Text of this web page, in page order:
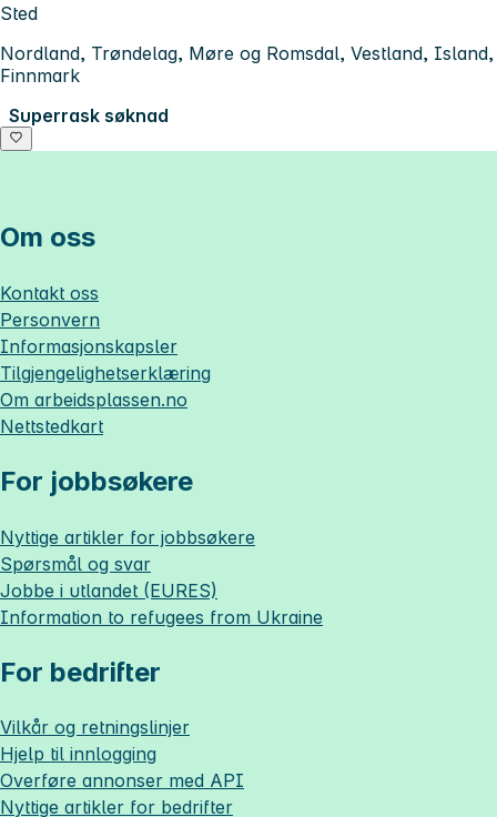
Sted
Nordland, Trøndelag, Møre og Romsdal, Vestland, Island,
Finnmark
Superrask søknad
Om oss
Kontakt oss
Personvern
Informasjonskapsler
Tilgjengelighetserklæring
Om arbeidsplassen.no
Nettstedkart
For jobbsøkere
Nyttige artikler for jobbsøkere
Spørsmål og svar
Jobbe i utlandet (EURES)
Information to refugees from Ukraine
For bedrifter
Vilkår og retningslinjer
Hjelp til innlogging
Overføre annonser med API
Nyttige artikler for bedrifter